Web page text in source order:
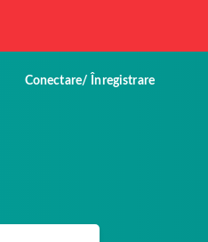
Conectare/ Înregistrare